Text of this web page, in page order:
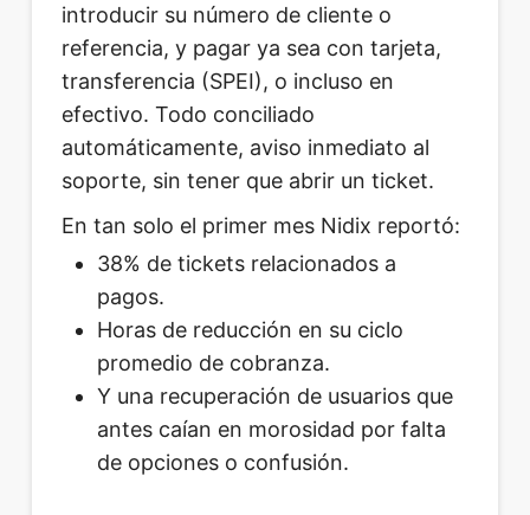
introducir su número de cliente o
referencia, y pagar ya sea con tarjeta,
transferencia (SPEI), o incluso en
efectivo. Todo conciliado
automáticamente, aviso inmediato al
soporte, sin tener que abrir un ticket.
En tan solo el primer mes Nidix reportó:
38% de tickets relacionados a
pagos.
Horas de reducción en su ciclo
promedio de cobranza.
Y una recuperación de usuarios que
antes caían en morosidad por falta
de opciones o confusión.